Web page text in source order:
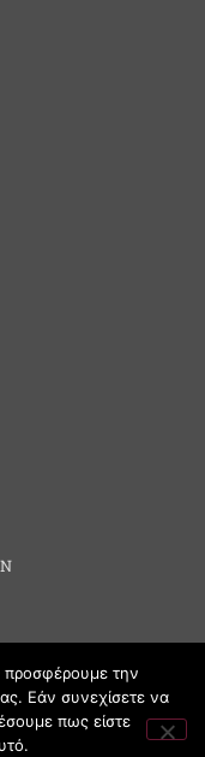
προσφέρουμε την
Εάν συνεχίσετε να
πως είστε